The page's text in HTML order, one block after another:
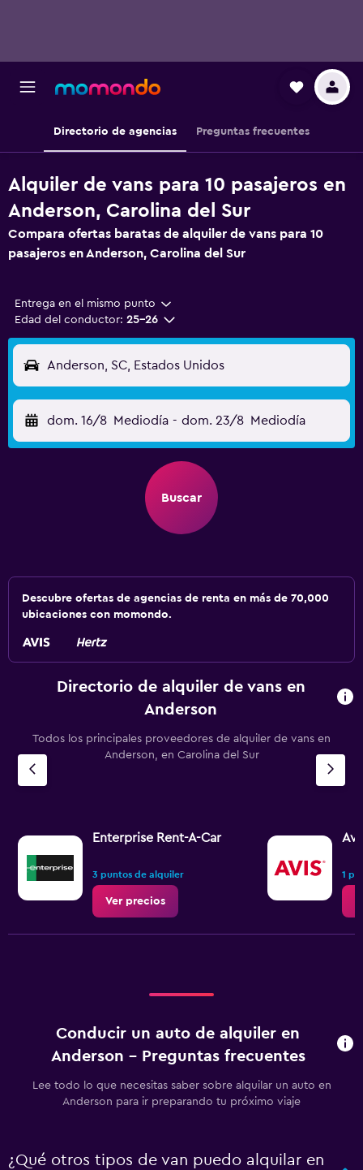
Directorio de agencias Preguntas frecuentes
Alquiler de vans para 10 pasajeros en
Anderson, Carolina del Sur
Compara ofertas baratas de alquiler de vans para 10
pasajeros en Anderson, Carolina del Sur
Entrega en el mismo punto
Edad del conductor: 25-26
Anderson, SC, Estados Unidos
dom. 16/8 Mediodía - dom. 23/8 Mediodía
Buscar
Descubre ofertas de agencias de renta en más de 70,000
ubicaciones con momondo.
Directorio de alquiler de vans en
Anderson
Todos los principales proveedores de alquiler de vans en
Anderson, en Carolina del Sur
Enterprise Rent-A-Car
3 puntos de alquiler
Ver precios
1
Conducir un auto de alquiler en
Anderson - Preguntas frecuentes
Lee todo lo que necesitas saber sobre alquilar un auto en
Anderson para ir preparando tu próximo viaje
¿Qué otros tipos de van puedo alquilar en